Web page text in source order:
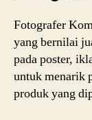
Fotografer
yang bernilai
pada poster,
untuk menarik
produk yang